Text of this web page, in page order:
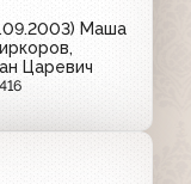
Маша
Царевич